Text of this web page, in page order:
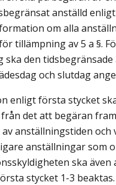
anställd enligt
om alla
tillämpning av 5 a §.
ska den
och slutdag
enligt första stycket
det att begäran
anställningstiden och
anställningar som
ska även
stycket 1-3 beaktas.